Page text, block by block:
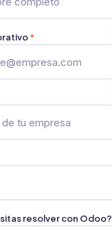
*
resolver con Odoo?